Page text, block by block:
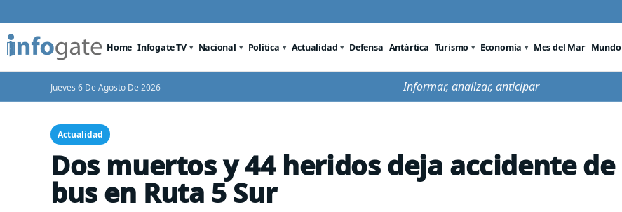
Home Infogate TV Nacional Política Actualidad Defensa Antártica Turismo Economía Mes del Mar Mundo
Jueves 6 De Agosto De 2026 Informar, analizar, anticipar
Actualidad
Dos muertos y 44 heridos deja accidente de
bus en Ruta 5 Sur